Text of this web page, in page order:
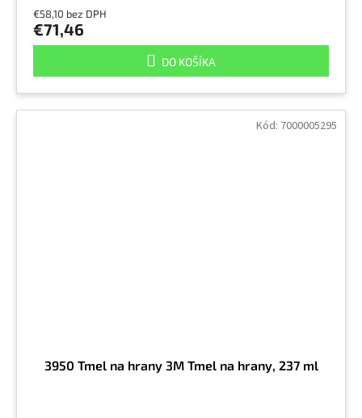
€58,10 bez DPH
€71,46
DO KOŠÍKA
3950 Tmel na hrany 3M Tmel na hrany, 237 ml
Kód: 7000005295